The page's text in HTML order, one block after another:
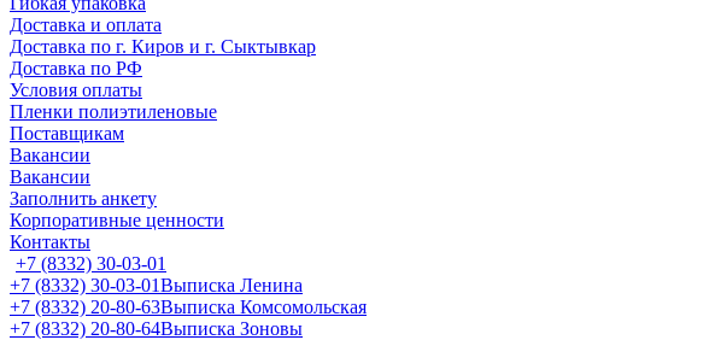
Доставка и оплата
Доставка по г. Киров и г. Сыктывкар
Доставка по РФ
Условия оплаты
Пленки полиэтиленовые
Поставщикам
Вакансии
Вакансии
Заполнить анкету
Корпоративные ценности
Контакты
+7 (8332) 30-03-01
+7 (8332) 30-03-01Выписка Ленина
+7 (8332) 20-80-63Выписка Комсомольская
+7 (8332) 20-80-64Выписка Зоновы